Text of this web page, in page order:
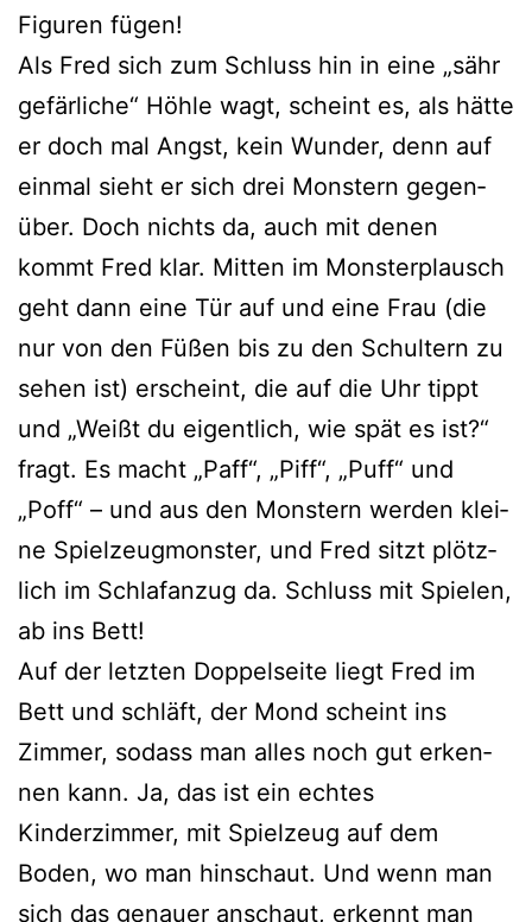
Figuren fügen!
Als Fred sich zum Schluss hin in eine „sähr
gefär­li­che“ Höhle wagt, scheint es, als hät­te
er doch mal Angst, kein Wunder, denn auf
ein­mal sieht er sich drei Monstern gegen­
über. Doch nichts da, auch mit denen
kommt Fred klar. Mitten im Monsterplausch
geht dann eine Tür auf und eine Frau (die
nur von den Füßen bis zu den Schultern zu
sehen ist) erscheint, die auf die Uhr tippt
und „Weißt du eigent­lich, wie spät es ist?“
fragt. Es macht „Paff“, „Piff“, „Puff“ und
„Poff“ – und aus den Monstern wer­den klei­
ne Spielzeugmonster, und Fred sitzt plötz­
lich im Schlafanzug da. Schluss mit Spielen,
ab ins Bett!
Auf der letz­ten Doppelseite liegt Fred im
Bett und schläft, der Mond scheint ins
Zimmer, sodass man alles noch gut erken­
nen kann. Ja, das ist ein ech­tes
Kinderzimmer, mit Spielzeug auf dem
Boden, wo man hin­schaut. Und wenn man
sich das genau­er anschaut, erkennt man